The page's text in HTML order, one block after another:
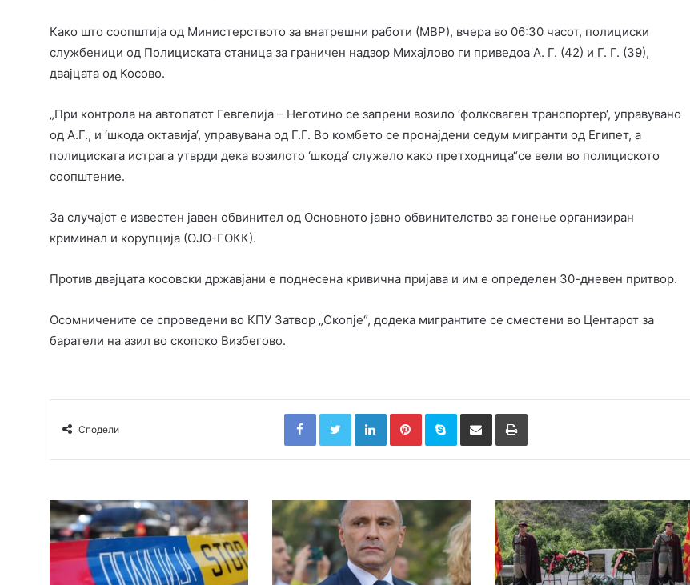
Како што соопштија од Министерството за внатрешни работи (МВР), вчера во 06:30 часот, полициски
службеници од Полициската станица за граничен надзор Михајлово ги приведоа А. Г. (42) и Г. Г. (39),
двајцата од Косово.
„При контрола на автопатот Гевгелија – Неготино се запрени возило ‘фолксваген транспортер‘, управувано
од А.Г., и ‘шкода октавија‘, управувана од Г.Г. Во комбето се пронајдени седум мигранти од Египет, а
полициската истрага утврди дека возилото ‘шкода‘ служело како претходница“се вели во полициското
соопштение.
За случајот е известен јавен обвинител од Основното јавно обвинителство за гонење организиран
криминал и корупција (ОЈО-ГОКК).
Против двајцата косовски државјани е поднесена кривична пријава и им е определен 30-дневен притвор.
Осомничените се спроведени во КПУ Затвор „Скопје“, додека мигрантите се сместени во Центарот за
баратели на азил во скопско Визбегово.
Сподели
FacebookTwitterLinkedInPinterestSkype Сподели преку Е-маил Испринтај